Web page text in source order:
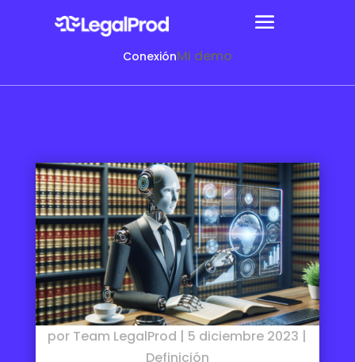
ConexiónMi demo
por Team LegalProd | 5 diciembre 2023 |
Definición